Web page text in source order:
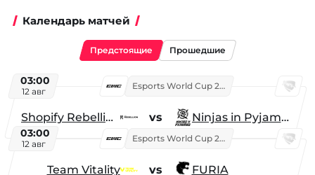
Календарь матчей
Предстоящие Прошедшие
03:00
12 авг
Esports World Cup 2026
Shopify Rebellion vs Ninjas in Pyjamas
03:00
12 авг
Esports World Cup 2026
Team Vitality vs FURIA